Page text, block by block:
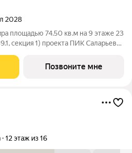
2028
площадью 74.50 кв.м на 9 этаже 23
секция 1) проекта ПИК Саларьево
большие окна, с отделкой. Жилой
Позвоните мне
12 этаж из 16